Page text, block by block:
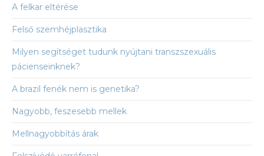
A felkar eltérése
Felső szemhéjplasztika
Milyen segítséget tudunk nyújtani transzszexuális
pácienseinknek?
A brazil fenék nem is genetika?
Nagyobb, feszesebb mellek
Mellnagyobbítás árak